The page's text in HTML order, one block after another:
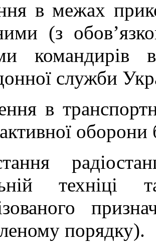
в межах
(з
командирів
служби
в
оборони
порядку).